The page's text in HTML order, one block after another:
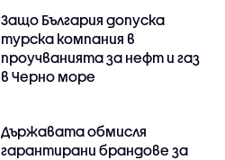
Защо България допуска
турска компания в
проучванията за нефт и газ
в Черно море
Държавата обмисля
гарантирани брандове за